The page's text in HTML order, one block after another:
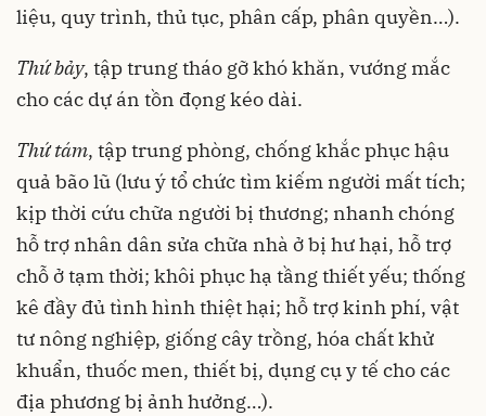
liệu, quy trình, thủ tục, phân cấp, phân quyền…).
Thứ bảy, tập trung tháo gỡ khó khăn, vướng mắc
cho các dự án tồn đọng kéo dài.
Thứ tám, tập trung phòng, chống khắc phục hậu
quả bão lũ (lưu ý tổ chức tìm kiếm người mất tích;
kịp thời cứu chữa người bị thương; nhanh chóng
hỗ trợ nhân dân sửa chữa nhà ở bị hư hại, hỗ trợ
chỗ ở tạm thời; khôi phục hạ tầng thiết yếu; thống
kê đầy đủ tình hình thiệt hại; hỗ trợ kinh phí, vật
tư nông nghiệp, giống cây trồng, hóa chất khử
khuẩn, thuốc men, thiết bị, dụng cụ y tế cho các
địa phương bị ảnh hưởng…).